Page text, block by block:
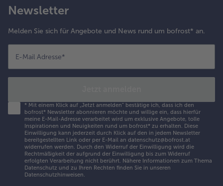
Newsletter
Melden Sie sich für Angebote und News rund um bofrost* an.
E-Mail Adresse*
* Mit einem Klick auf „Jetzt anmelden" bestätige ich, dass ich den
bofrost* Newsletter abonnieren möchte und willige ein, dass hierfür
meine E-Mail-Adresse verarbeitet wird um exklusive Angebote, tolle
Inspirationen und Neuigkeiten rund um bofrost* zu erhalten. Diese
Einwilligung kann jederzeit durch Klick auf den in jedem Newsletter
bereitgestellten Link oder per E-Mail an datenschutz@bofrost.at
widerrufen werden. Durch den Widerruf der Einwilligung wird die
Rechtmäßigkeit der aufgrund der Einwilligung bis zum Widerruf
erfolgten Verarbeitung nicht berührt. Nähere Informationen zum Thema
Datenschutz und zu Ihren Rechten finden Sie in unseren
Datenschutzhinweisen.